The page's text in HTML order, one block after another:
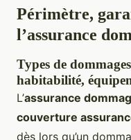
Périmètre,
l’assurance
Types de
habitabilité,
L’assurance
couverture
dès lors qu’un